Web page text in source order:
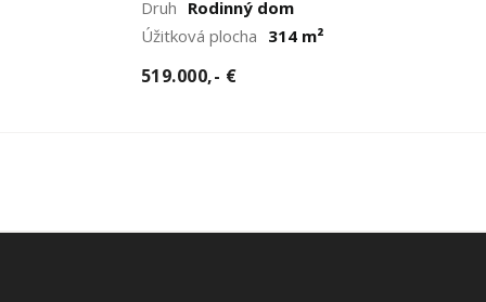
Druh Rodinný dom
Úžitková plocha 314 m²
519.000,- €